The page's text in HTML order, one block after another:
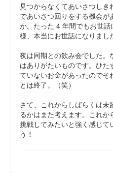
見つからなくてあいさつし
であいさつ回りをする機会
か。たった 4 年間でもお世
様、本当にお世話になりまし
夜は同期との飲み会でした
はありがたいものです。ひ
ていないお金があったのでそ
とは終了。（笑）
さて、これからしばらくは
るかはまた考えます。これ
挑戦してみたいと強く感じて
う！